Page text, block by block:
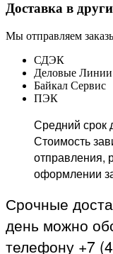
Доставка в
Мы отправляем
СДЭК
Деловые Линии
Байкал Сервис
ПЭК
Средний срок
Стоимость
отправления,
оформлении
Срочные
день можно
телефону +7